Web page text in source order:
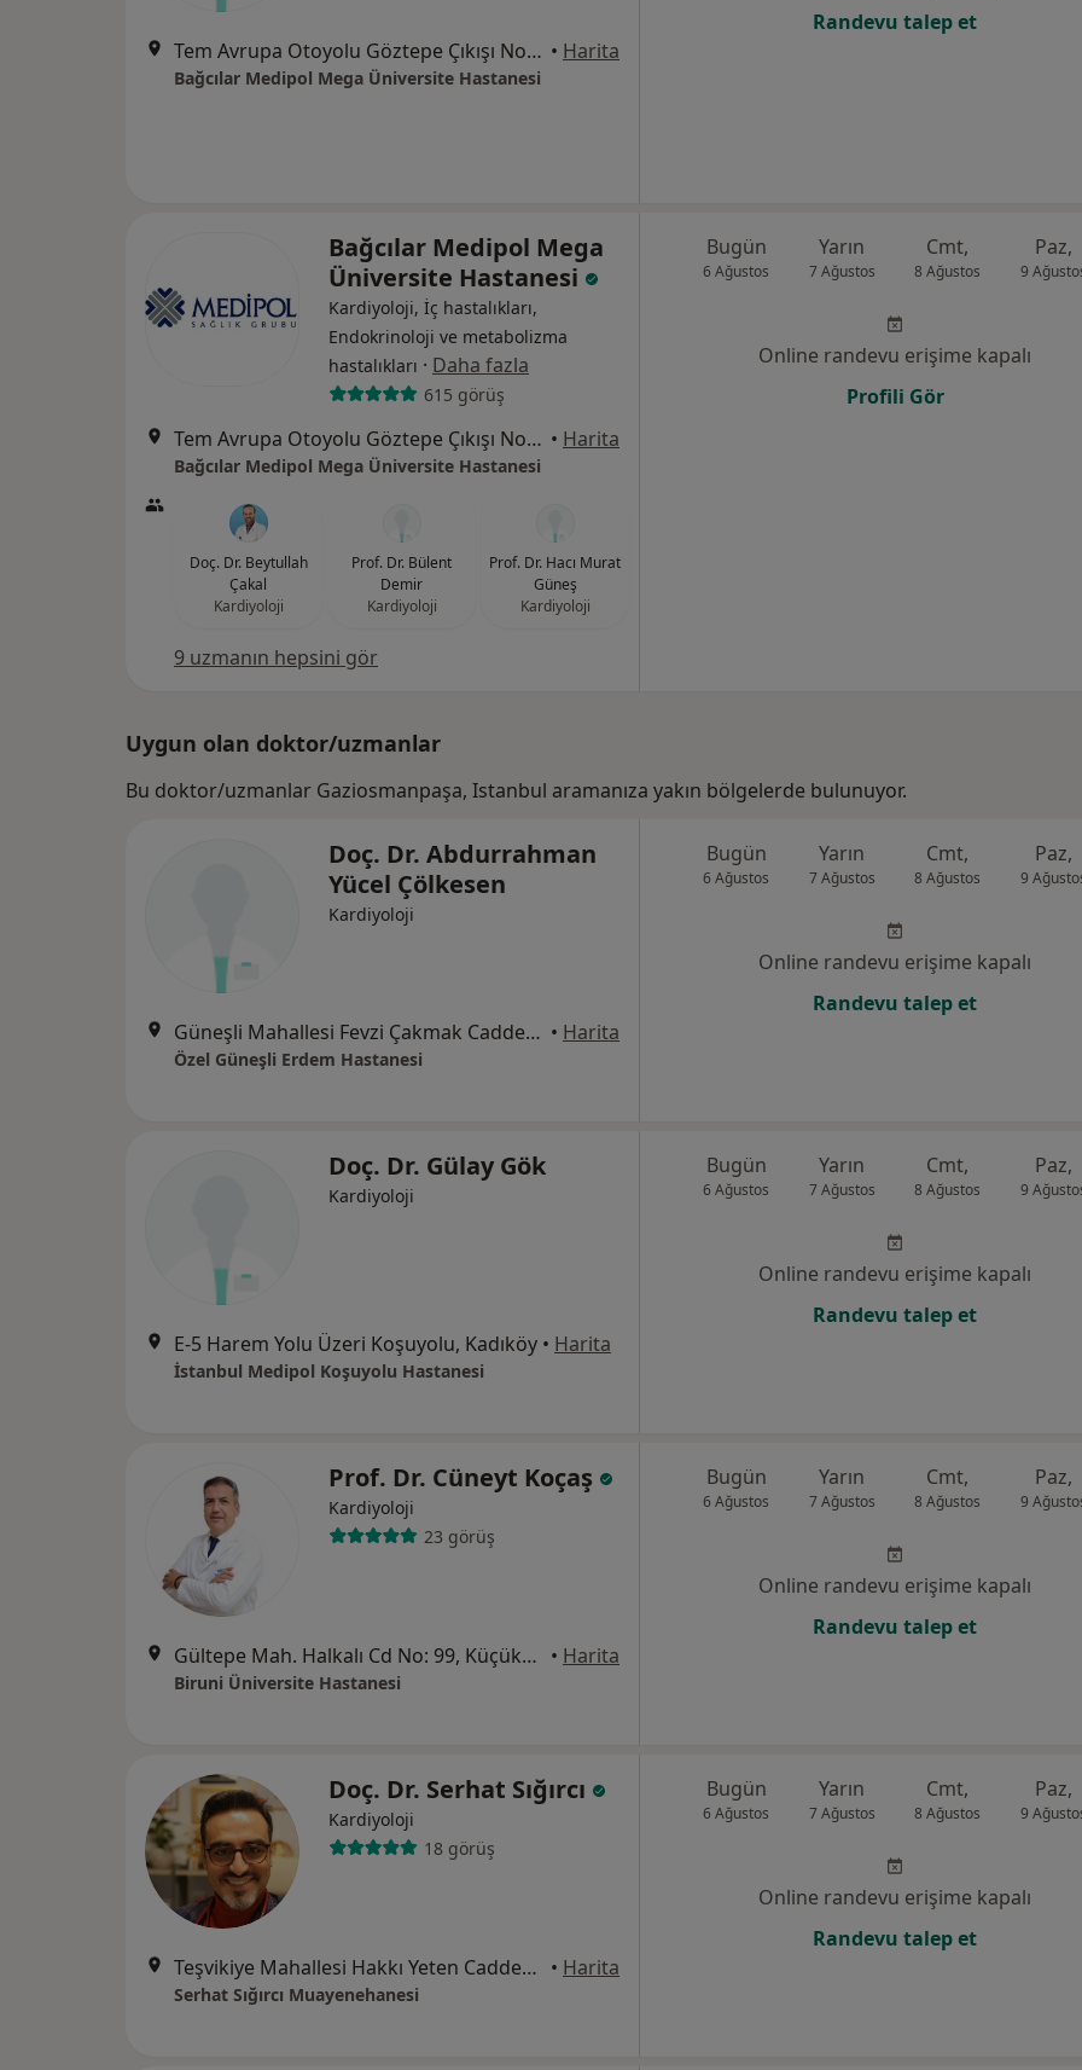
Tem Avrupa Otoyolu Göztepe Çıkışı No: 1Bağcılar, İstanbul • Harita
Bağcılar Medipol Mega Üniversite Hastanesi
Randevu talep et
Bağcılar Medipol Mega
Üniversite Hastanesi
Kardiyoloji, İç hastalıkları,
Endokrinoloji ve metabolizma
hastalıkları · Daha fazla
615 görüş
Tem Avrupa Otoyolu Göztepe Çıkışı No: 1Bağcılar, İstanbul • Harita
Bağcılar Medipol Mega Üniversite Hastanesi
Doç. Dr. Beytullah
Çakal
Kardiyoloji
Prof. Dr. Bülent
Demir
Kardiyoloji
Prof. Dr. Hacı Murat
Güneş
Kardiyoloji
9 uzmanın hepsini gör
Bugün
6 Ağustos
Yarın
7 Ağustos
Cmt,
8 Ağustos
Paz,
9
Online randevu erişime kapalı
Profili Gör
Uygun olan doktor/uzmanlar
Bu doktor/uzmanlar Gaziosmanpaşa, Istanbul aramanıza yakın bölgelerde bulunuyor.
Doç. Dr. Abdurrahman
Yücel Çölkesen
Kardiyoloji
Güneşli Mahallesi Fevzi Çakmak Caddesi No:72-74, Bağcılar • Harita
Özel Güneşli Erdem Hastanesi
Bugün
6 Ağustos
Yarın
7 Ağustos
Cmt,
8 Ağustos
Paz,
9
Online randevu erişime kapalı
Randevu talep et
Doç. Dr. Gülay Gök
Kardiyoloji
E-5 Harem Yolu Üzeri Koşuyolu, Kadıköy • Harita
İstanbul Medipol Koşuyolu Hastanesi
Bugün
6 Ağustos
Yarın
7 Ağustos
Cmt,
8 Ağustos
Paz,
9
Online randevu erişime kapalı
Randevu talep et
Prof. Dr. Cüneyt Koçaş
Kardiyoloji
23 görüş
Gültepe Mah. Halkalı Cd No: 99, Küçükçekmece • Harita
Biruni Üniversite Hastanesi
Bugün
6 Ağustos
Yarın
7 Ağustos
Cmt,
8 Ağustos
Paz,
9
Online randevu erişime kapalı
Randevu talep et
Doç. Dr. Serhat Sığırcı
Kardiyoloji
18 görüş
Teşvikiye Mahallesi Hakkı Yeten Caddesi No: 11, Terrace Fulya Center 1 blok, kat.12, D.63, İstanbul • Harita
Serhat Sığırcı Muayenehanesi
Bugün
6 Ağustos
Yarın
7 Ağustos
Cmt,
8 Ağustos
Paz,
9
Online randevu erişime kapalı
Randevu talep et